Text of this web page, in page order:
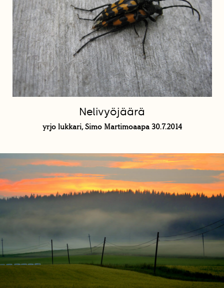
Nelivyöjäärä
yrjo lukkari, Simo Martimoaapa 30.7.2014